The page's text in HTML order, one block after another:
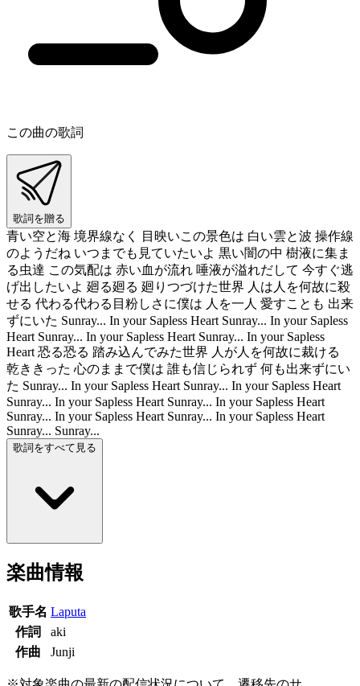
この曲の歌詞
歌詞を贈る
青い空と海 境界線なく 目映いこの景色は 白い雲と波 操作線
のようだね いつまでも見ていたいよ 黒い闇の中 樹液に集ま
る虫達 この気配は 赤い血が流れ 唾液が溢れだして 今すぐ逃
げ出したいよ 廻る廻る 廻りつづけた世界 人は人を何故に殺
せる 代わる代わる目粉しさに僕は 人を一人 愛すことも 出来
ずにいた Sunray... In your Sapless Heart Sunray... In your Sapless
Heart Sunray... In your Sapless Heart Sunray... In your Sapless
Heart 恐る恐る 踏み込んでみた世界 人が人を何故に裁ける
乾ききった 心のままで僕は 誰も信じられず 何も出来ずにい
た Sunray... In your Sapless Heart Sunray... In your Sapless Heart
Sunray... In your Sapless Heart Sunray... In your Sapless Heart
Sunray... In your Sapless Heart Sunray... In your Sapless Heart
Sunray... Sunray...
歌詞をすべて見る
楽曲情報
歌手名 Laputa
作詞
aki
作曲
Junji